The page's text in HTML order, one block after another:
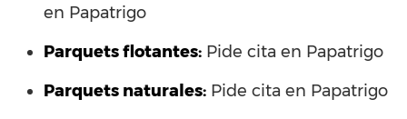
en Papatrigo
Parquets flotantes: Pide cita en Papatrigo
Parquets naturales: Pide cita en Papatrigo